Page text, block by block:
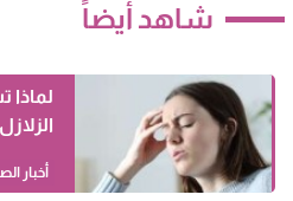
شاهد أيضاً
لماذا
أخبار